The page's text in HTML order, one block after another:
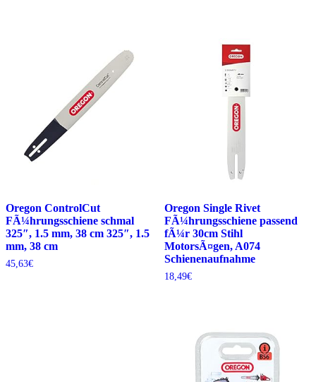
Oregon ControlCut
FÃ¼hrungsschiene schmal
325″, 1.5 mm, 38 cm 325″, 1.5
mm, 38 cm
45,63€
Oregon Single Rivet
FÃ¼hrungsschiene passend
fÃ¼r 30cm Stihl
MotorsÃ¤gen, A074
Schienenaufnahme
18,49€